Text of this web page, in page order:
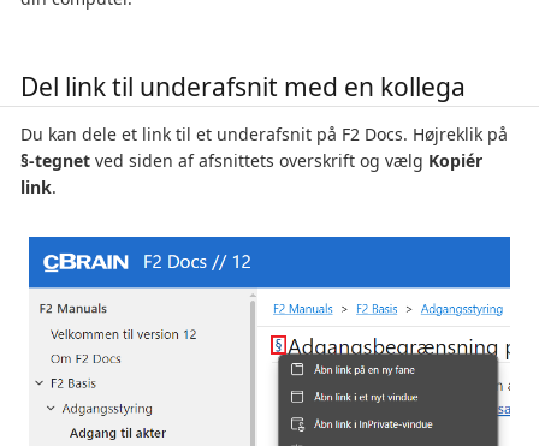
Del link til underafsnit med en kollega
Du kan dele et link til et underafsnit på F2 Docs. Højreklik på
§-tegnet ved siden af afsnittets overskrift og vælg Kopiér
link.